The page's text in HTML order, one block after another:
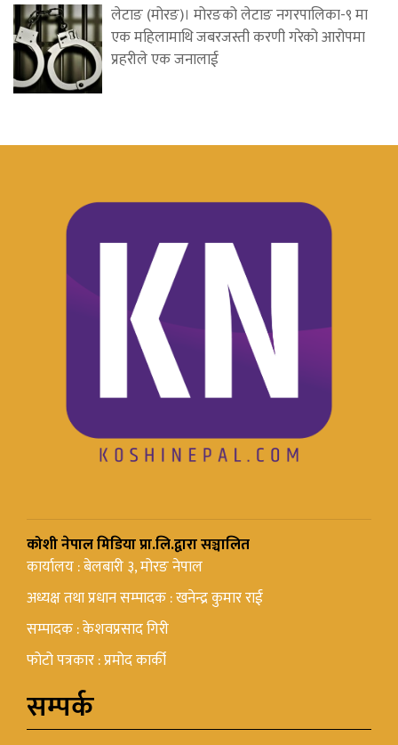
लेटाङ (मोरङ)। मोरङको लेटाङ नगरपालिका-९ मा
एक महिलामाथि जबरजस्ती करणी गरेको आरोपमा
प्रहरीले एक जनालाई
कोशी नेपाल मिडिया प्रा.लि.द्वारा सञ्चालित
कार्यालय : बेलबारी ३, मोरङ नेपाल
अध्यक्ष तथा प्रधान सम्पादक : खनेन्द्र कुमार राई
सम्पादक : केशवप्रसाद गिरी
फोटो पत्रकार : प्रमोद कार्की
सम्पर्क